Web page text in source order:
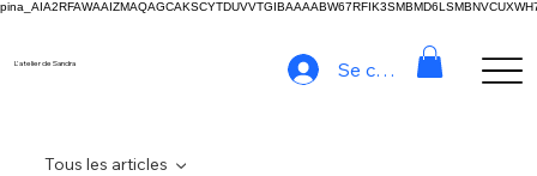
L'atelier de Sandra Se connecter
Tous les articles